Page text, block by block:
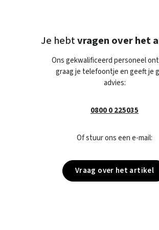
Je hebtvragen over het
Ons gekwalificeerd personeel
graag je telefoontje en geeft je
advies:
0800 0 225035
Of stuur ons een e-mail:
Vraag over het artikel